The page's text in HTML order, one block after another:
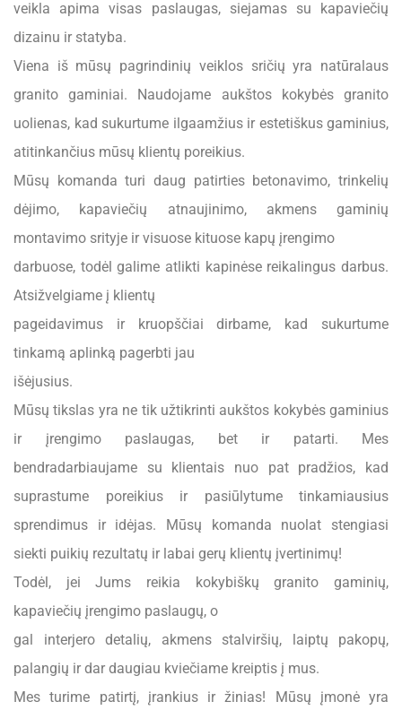
veikla apima visas paslaugas, siejamas su kapaviečių
dizainu ir statyba.
Viena iš mūsų pagrindinių veiklos sričių yra natūralaus
granito gaminiai. Naudojame aukštos kokybės granito
uolienas, kad sukurtume ilgaamžius ir estetiškus gaminius,
atitinkančius mūsų klientų poreikius.
Mūsų komanda turi daug patirties betonavimo, trinkelių
dėjimo, kapaviečių atnaujinimo, akmens gaminių
montavimo srityje ir visuose kituose kapų įrengimo
darbuose, todėl galime atlikti kapinėse reikalingus darbus.
Atsižvelgiame į klientų
pageidavimus ir kruopščiai dirbame, kad sukurtume
tinkamą aplinką pagerbti jau
išėjusius.
Mūsų tikslas yra ne tik užtikrinti aukštos kokybės gaminius
ir įrengimo paslaugas, bet ir patarti. Mes
bendradarbiaujame su klientais nuo pat pradžios, kad
suprastume poreikius ir pasiūlytume tinkamiausius
sprendimus ir idėjas. Mūsų komanda nuolat stengiasi
siekti puikių rezultatų ir labai gerų klientų įvertinimų!
Todėl, jei Jums reikia kokybiškų granito gaminių,
kapaviečių įrengimo paslaugų, o
gal interjero detalių, akmens stalviršių, laiptų pakopų,
palangių ir dar daugiau kviečiame kreiptis į mus.
Mes turime patirtį, įrankius ir žinias! Mūsų įmonė yra